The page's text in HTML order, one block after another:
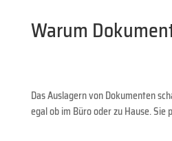
Warum
Das Auslagern von Dokumenten
egal ob im Büro oder zu Hause.